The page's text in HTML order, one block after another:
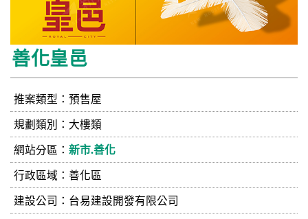
善化皇邑
推案類型：預售屋
規劃類別：大樓類
網站分區： 新市.善化
行政區域：善化區
建設公司： 台易建設開發有限公司